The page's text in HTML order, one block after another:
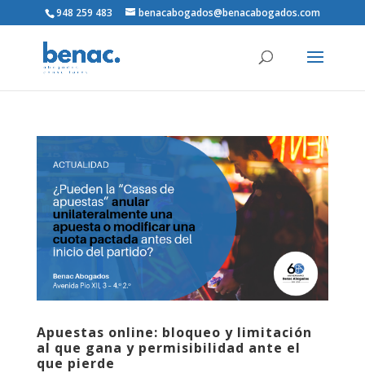
948 259 483 benacabogados@benacabogados.com
Apuestas online: bloqueo y limitación
al que gana y permisibilidad ante el
que pierde